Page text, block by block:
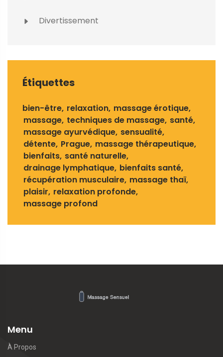
Divertissement
Étiquettes
bien-être relaxation massage érotique
massage techniques de massage santé
massage ayurvédique sensualité
détente Prague massage thérapeutique
bienfaits santé naturelle
drainage lymphatique bienfaits santé
récupération musculaire massage thaï
plaisir relaxation profonde
massage profond
Menu
À Propos